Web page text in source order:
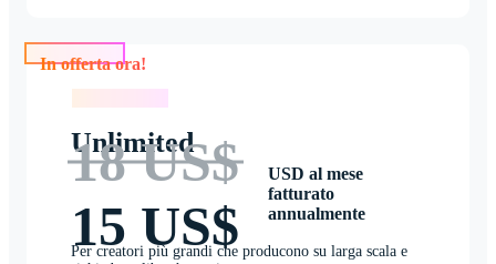
Unlimited
18 US$
15 US$
USD al mese
fatturato
annualmente
Per creatori più grandi che producono su larga scala e